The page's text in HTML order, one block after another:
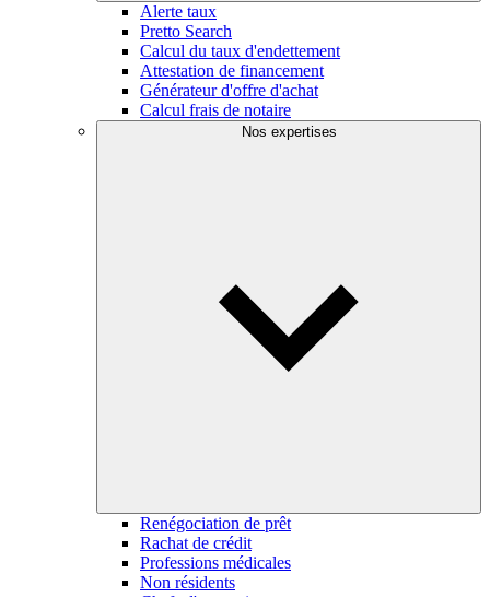
Alerte taux
Pretto Search
Calcul du taux d'endettement
Attestation de financement
Générateur d'offre d'achat
Calcul frais de notaire
Nos expertises
Renégociation de prêt
Rachat de crédit
Professions médicales
Non résidents